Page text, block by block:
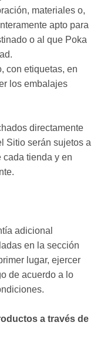
materiales o,
apto para
o al que Poka
con etiquetas, en
los embalajes
directamente
Sitio serán sujetos a
cada tienda y en
adicional
en la sección
lugar, ejercer
de acuerdo a lo
a través de